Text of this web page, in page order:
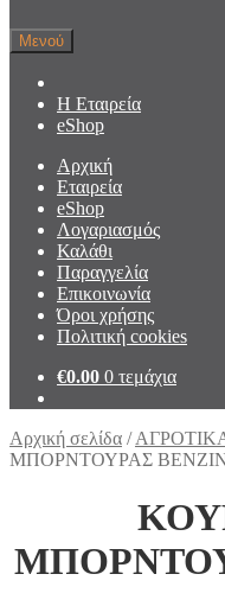
Μενού
Η Εταιρεία
eShop
Αρχική
Εταιρεία
eShop
Λογαριασμός
Καλάθι
Παραγγελία
Επικοινωνία
Όροι χρήσης
Πολιτική cookies
€0.00 0 τεμάχια
Αρχική σελίδα /
ΜΠΟΡΝΤΟΥΡΑΣ